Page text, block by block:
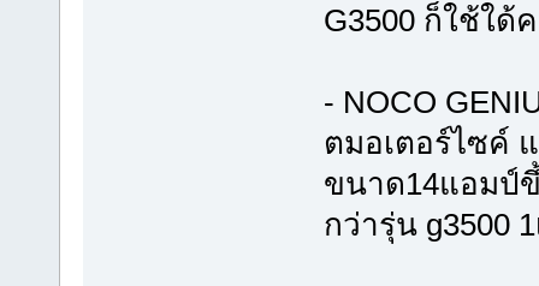
G3500 ก็ใช้ใด้
- NOCO
ตมอเตอร์ไซค์
ขนาด14แอมป์
กว่ารุ่น g3500